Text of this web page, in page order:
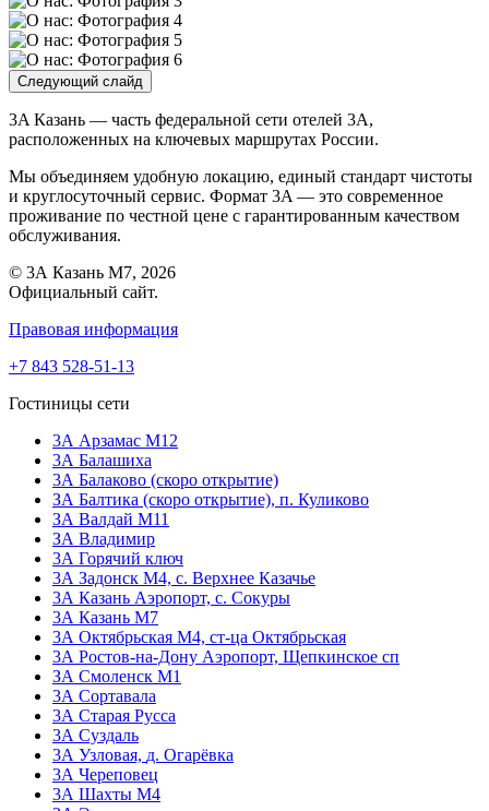
Следующий слайд
3A Казань — часть федеральной сети отелей 3A,
расположенных на ключевых маршрутах России.
Мы объединяем удобную локацию, единый стандарт чистоты
и круглосуточный сервис. Формат 3A — это современное
проживание по честной цене с гарантированным качеством
обслуживания.
© 3А Казань М7, 2026
Официальный сайт.
Правовая информация
+7 843 528-51-13
Гостиницы сети
3А Арзамас М12
3А Балашиха
3А Балаково (скоро открытие)
ЗА Балтика (скоро открытие), п. Куликово
ЗА Валдай M11
ЗА Владимир
3А Горячий ключ
3А Задонск М4, с. Верхнее Казачье
3А Казань Аэропорт, с. Сокуры
3А Казань М7
3А Октябрьская М4, ст-ца Октябрьская
3А Ростов-на-Дону Аэропорт, Щепкинское сп
ЗА Смоленск М1
3А Сортавала
3А Старая Русса
3А Суздаль
3А Узловая, д. Огарёвка
3А Череповец
3А Шахты М4